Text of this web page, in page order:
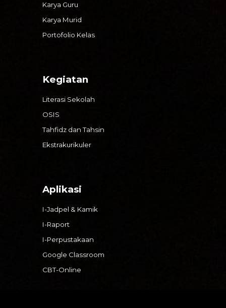
Karya Guru
Karya Murid
Portofolio Kelas
Kegiatan
Literasi Sekolah
OSIS
Tahfidz dan Tahsin
Ekstrakurikuler
Aplikasi
I-Jadpel & Kamik
I-Raport
I-Perpustakaan
Google Classroom
CBT-Online